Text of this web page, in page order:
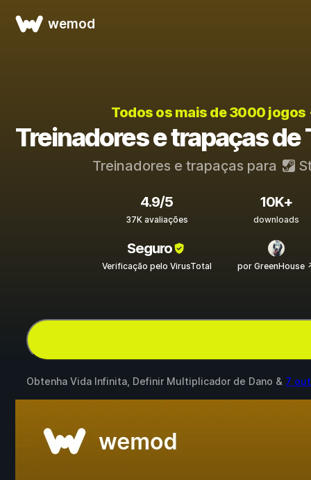
wemod
Todos os mais de 3000
Treinadores e trapaças de
Treinadores e trapaças para
4.9/5
37K avaliações
10K+
downloads
Seguro
Verificação pelo VirusTotal por GreenHouse
Obtenha Vida Infinita, Definir Multiplicador de Dano & 7